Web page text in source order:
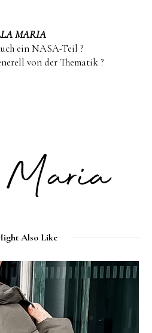
MARIA
ein NASA-Teil ?
von der Thematik ?
Also Like